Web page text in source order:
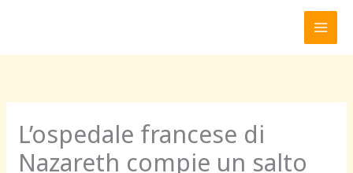
L’ospedale francese di
Nazareth compie un salto